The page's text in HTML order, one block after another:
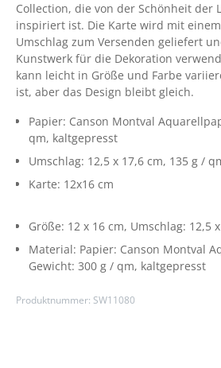
Collection, die von der Schönheit der
inspiriert ist. Die Karte wird mit
Umschlag zum Versenden geliefert
Kunstwerk für die Dekoration
kann leicht in Größe und Farbe
ist, aber das Design bleibt gleich.
Papier: Canson Montval
qm, kaltgepresst
Umschlag: 12,5 x 17,6 cm, 135 g /
Karte: 12x16 cm
Größe: 12 x 16 cm, Umschlag: 12,5
Material: Papier: Canson Montval
Gewicht: 300 g / qm, kaltgepresst
Produktnummer: SW11080